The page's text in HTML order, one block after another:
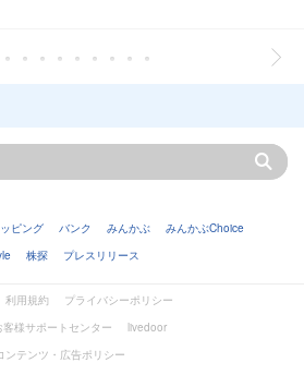
ピング バンク みんかぶ
みんかぶChoice
株探 プレスリリース
利用規約
プライバシーポリシー
様サポートセンター
livedoor
ンテンツ・広告ポリシー